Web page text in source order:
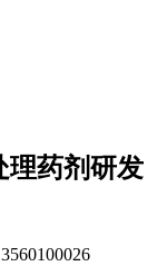
理药剂研发